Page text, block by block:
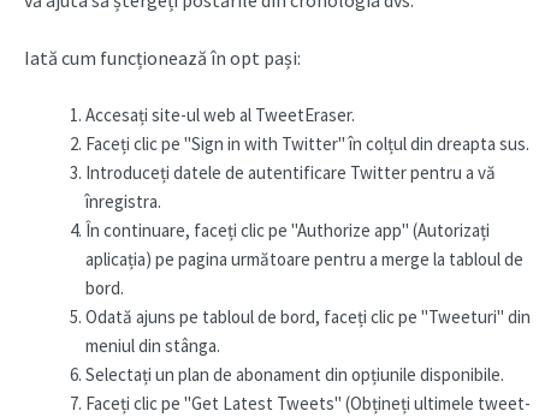
Iată cum funcționează în opt pași:
Accesați site-ul web al TweetEraser.
Faceți clic pe "Sign in with Twitter" în colțul din dreapta sus.
Introduceți datele de autentificare Twitter pentru a vă
înregistra.
În continuare, faceți clic pe "Authorize app" (Autorizați
aplicația) pe pagina următoare pentru a merge la tabloul de
bord.
Odată ajuns pe tabloul de bord, faceți clic pe "Tweeturi" din
meniul din stânga.
Selectați un plan de abonament din opțiunile disponibile.
Faceți clic pe "Get Latest Tweets" (Obțineți ultimele tweet-